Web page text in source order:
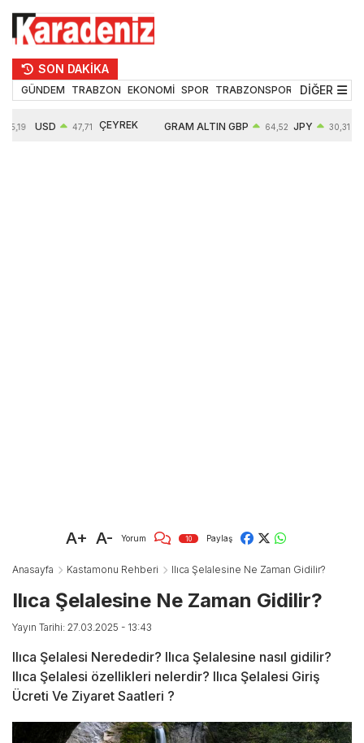
SON DAKİKA
GÜNDEM TRABZON EKONOMİ SPOR TRABZONSPOR TEKNOLOJİ
DİĞER
55,19 USD 47,71 ÇEYREK GRAM ALTIN GBP 64,52 JPY 30,31
A+ A- Yorum 10 Paylaş
Anasayfa Kastamonu Rehberi Ilıca Şelalesine Ne Zaman Gidilir?
Ilıca Şelalesine Ne Zaman Gidilir?
Yayın Tarihi: 27.03.2025 - 13:43
Ilıca Şelalesi Nerededir? Ilıca Şelalesine nasıl gidilir?
Ilıca Şelalesi özellikleri nelerdir? Ilıca Şelalesi Giriş
Ücreti Ve Ziyaret Saatleri ?